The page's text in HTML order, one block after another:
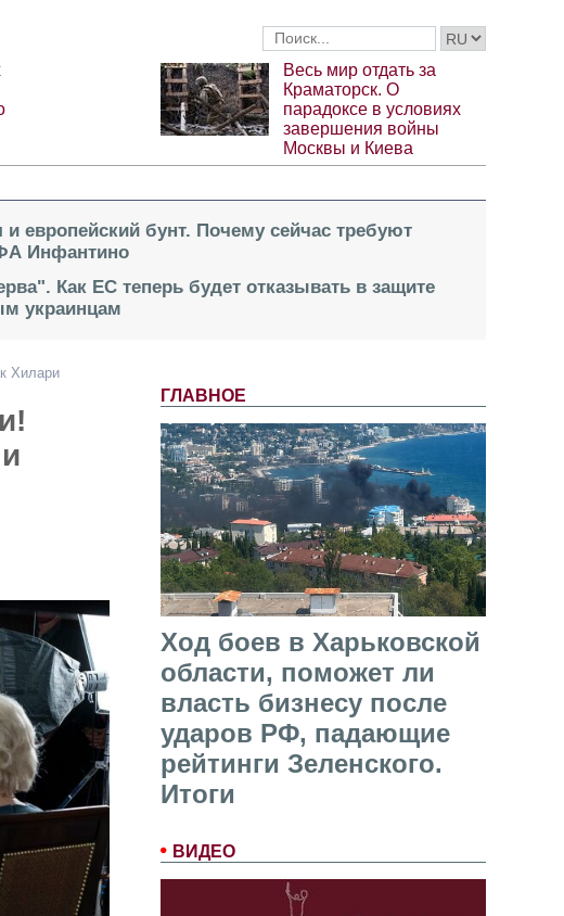
Весь мир отдать за
Краматорск. О
парадоксе в условиях
завершения войны
Москвы и Киева
и европейский бунт. Почему сейчас требуют
Инфантино
Как ЕС теперь будет отказывать в защите
украинцам
ГЛАВНОЕ
Ход боев в Харьковской
области, поможет ли
власть бизнесу после
ударов РФ, падающие
рейтинги Зеленского.
Итоги
ВИДЕО
Хилари